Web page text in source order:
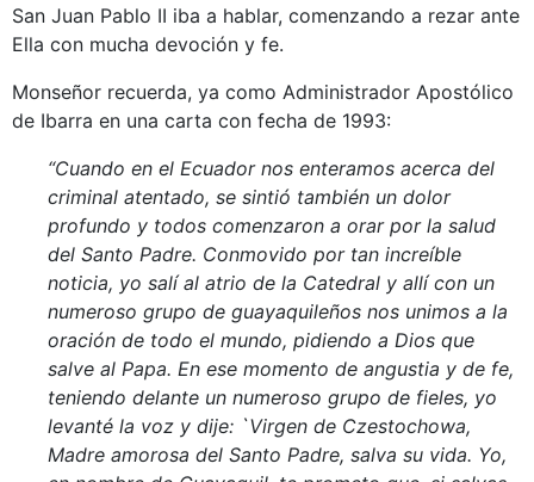
San Juan Pablo II iba a hablar, comenzando a rezar ante
Ella con mucha devoción y fe.
Monseñor recuerda, ya como Administrador Apostólico
de Ibarra en una carta con fecha de 1993:
“Cuando en el Ecuador nos enteramos acerca del
criminal atentado, se sintió también un dolor
profundo y todos comenzaron a orar por la salud
del Santo Padre. Conmovido por tan increíble
noticia, yo salí al atrio de la Catedral y allí con un
numeroso grupo de guayaquileños nos unimos a la
oración de todo el mundo, pidiendo a Dios que
salve al Papa. En ese momento de angustia y de fe,
teniendo delante un numeroso grupo de fieles, yo
levanté la voz y dije: `Virgen de Czestochowa,
Madre amorosa del Santo Padre, salva su vida. Yo,